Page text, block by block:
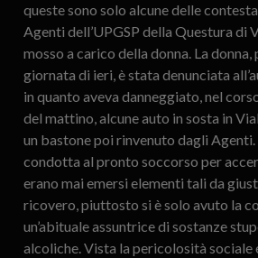
queste sono solo alcune delle
Agenti dell’UPGSP della Questura di
mosso a carico della donna. La
giornata di ieri, è stata denunciata
in quanto aveva danneggiato, nel
del mattino, alcune auto in sosta in
un bastone poi rinvenuto dagli
condotta al pronto soccorso per
erano mai emersi elementi tali da
ricovero, piuttosto si è solo avuto la
un’abituale assuntrice di sostanze
alcoliche. Vista la pericolosità sociale